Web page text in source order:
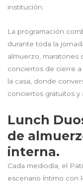
institución.
La programación
durante toda la
almuerzo, maratones
conciertos de cierre
la casa, donde
conciertos gratuitos y
Lunch
de
interna.
Cada mediodía, el
escenario íntimo con